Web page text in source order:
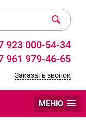
923 000-54-34
961 979-46-65
Заказать звонок
МЕНЮ